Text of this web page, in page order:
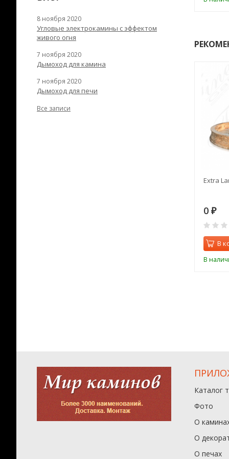
Extra
0 ₽
В
В
8 ноября 2020
Угловые электрокамины с эффектом
живого огня
7 ноября 2020
Дымоход для камина
7 ноября 2020
Дымоход для печи
Все записи
Каталог
Фото
О
О
О печах